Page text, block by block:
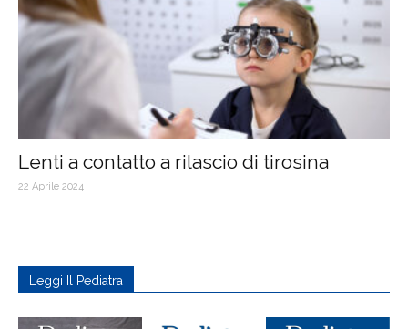
Lenti a contatto a rilascio di tirosina
22 Aprile 2024
Leggi Il Pediatra